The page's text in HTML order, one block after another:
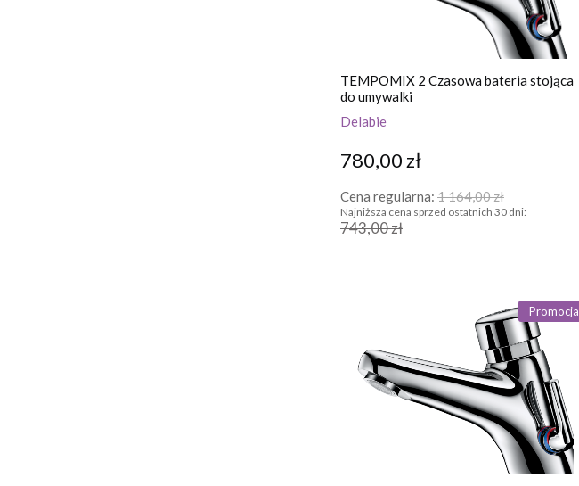
TEMPOMIX 2 Czasowa bateria stojąca
do umywalki
Delabie
780,00 zł
Cena regularna: 1 164,00 zł
Najniższa cena sprzed ostatnich 30 dni:
743,00 zł
Promocja